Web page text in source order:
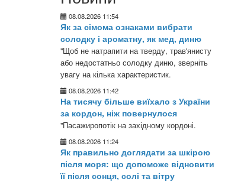
08.08.2026 11:54
Як за сімома ознаками вибрати
солодку і ароматну, як мед, диню
"Щоб не натрапити на тверду, трав'янисту
або недостатньо солодку диню, зверніть
увагу на кілька характеристик.
08.08.2026 11:42
На тисячу більше виїхало з України
за кордон, ніж повернулося
"Пасажиропотік на західному кордоні.
08.08.2026 11:24
Як правильно доглядати за шкірою
після моря: що допоможе відновити
її після сонця, солі та вітру